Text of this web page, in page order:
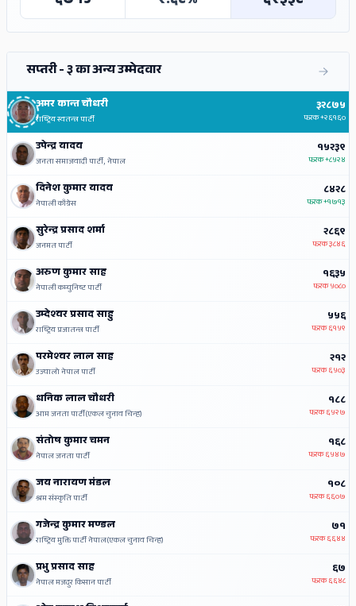
सप्तरी - ३ का अन्य उम्मेदवार
अमर कान्त चौधरी
राष्ट्रिय स्वतन्त्र पार्टी
३२८७५
फरक+२६१६०
उपेन्द्र यादव
जनता समाजवादी पार्टी, नेपाल
१५२३९
फरक+८५२४
दिनेश कुमार यादव
नेपाली काँग्रेस
८४२८
फरक+१७१३
सुरेन्द्र प्रसाद शर्मा
जनमत पार्टी
२८६९
फरक३८४६
अरुण कुमार साह
नेपाली कम्युनिष्ट पार्टी
१६३५
फरक५०८०
उम्देश्‍वर प्रसाद साहु
राष्ट्रिय प्रजातन्त्र पार्टी
५५६
फरक६१५९
परमेश्‍वर लाल साह
उज्यालो नेपाल पार्टी
२१२
फरक६५०३
धनिक लाल चौधरी
आम जनता पार्टी(एकल चुनाव चिन्ह)
१८८
फरक६५२७
संतोष कुमार चमन
नेपाल जनता पार्टी
१६८
फरक६५४७
जय नारायण मंडल
श्रम संस्कृति पार्टी
१०८
फरक६६०७
गजेन्द्र कुमार मण्डल
राष्ट्रिय मुक्ति पार्टी नेपाल(एकल चुनाव चिन्ह)
७१
फरक६६४४
प्रभु प्रसाद साह
नेपाल मजदुर किसान पार्टी
६७
फरक६६४८